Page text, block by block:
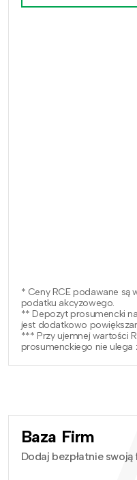
* Ceny RCE podawane są
podatku akcyzowego.
** Depozyt prosumencki
jest dodatkowo
*** Przy ujemnej wartości
prosumenckiego nie ulega
Baza Firm
Dodaj bezpłatnie